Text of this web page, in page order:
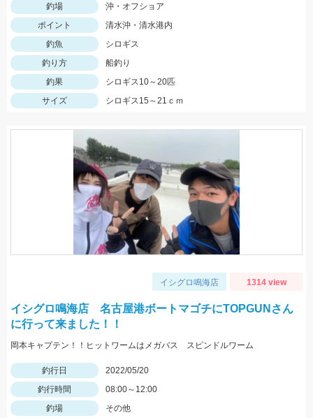
釣場
沖・オフショア
ポイント
清水沖・清水港内
釣魚
シロギス
釣り方
船釣り
釣果
シロギス10～20匹
サイズ
シロギス15～21ｃｍ
イシグロ鳴海店 1314 view
イシグロ鳴海店 名古屋港ボートマゴチにTOPGUNさん
に行って来ました！！
岡本キャプテン！！ヒットワームはメガバス スピンドルワーム
釣行日
2022/05/20
釣行時間
08:00～12:00
釣場
その他